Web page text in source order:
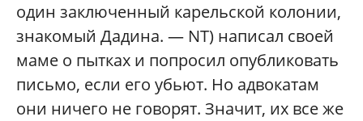
один заключенный карельской колонии,
знакомый Дадина. — NT) написал своей
маме о пытках и попросил опубликовать
письмо, если его убьют. Но адвокатам
они ничего не говорят. Значит, их все же